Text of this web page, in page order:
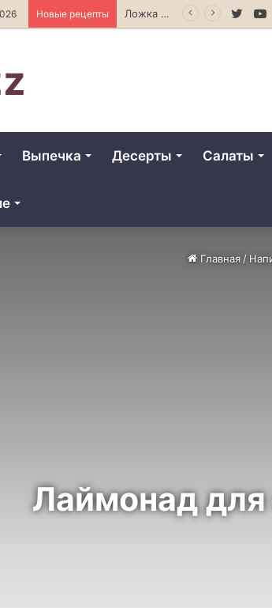
Новые рецепты Ложка меда: секрет идеального томатного супа
Выпечка Десерты Салаты
Главная /
Лаймонад